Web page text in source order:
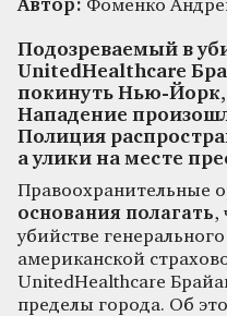
Автор: Фоменко
Подозреваемый в
UnitedHealthcare
покинуть Нью-Йорк,
Нападение
Полиция
а улики на месте
Правоохранительные
основания полагать,
убийстве
американской
UnitedHealthcare
пределы города. Об